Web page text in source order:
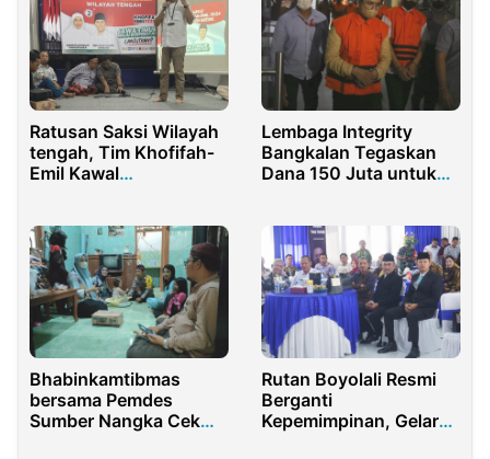
Ratusan Saksi Wilayah
tengah, Tim Khofifah-
Emil Kawal
Lembaga Integrity
Bangkalan Tegaskan
Dana 150 Juta untuk
Bhabinkamtibmas
bersama Pemdes
Sumber Nangka Cek
Rutan Boyolali Resmi
Berganti
Kepemimpinan, Gelar